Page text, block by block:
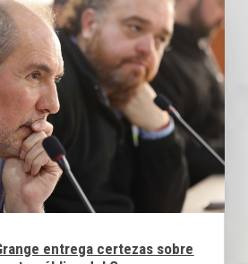
entrega certezas sobre